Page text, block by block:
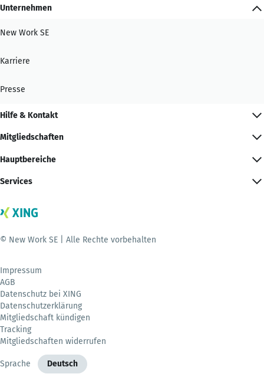
Unternehmen
New Work SE
Karriere
Presse
Hilfe & Kontakt
Mitgliedschaften
Hauptbereiche
Services
© New Work SE | Alle Rechte vorbehalten
Impressum
AGB
Datenschutz bei XING
Datenschutzerklärung
Mitgliedschaft kündigen
Tracking
Mitgliedschaften widerrufen
Sprache Deutsch